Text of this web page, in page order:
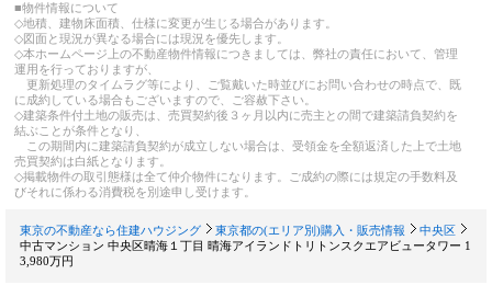
■物件情報について
◇地積、建物床面積、仕様に変更が生じる場合があります。
◇図面と現況が異なる場合には現況を優先します。
◇本ホームページ上の不動産物件情報につきましては、弊社の責任において、管理
運用を行っておりますが、
更新処理のタイムラグ等により、ご覧戴いた時並びにお問い合わせの時点で、既
に成約している場合もございますので、ご容赦下さい。
◇建築条件付土地の販売は、売買契約後３ヶ月以内に売主との間で建築請負契約を
結ぶことが条件となり、
この期間内に建築請負契約が成立しない場合は、受領金を全額返済した上で土地
売買契約は白紙となります。
◇掲載物件の取引態様は全て仲介物件になります。ご成約の際には規定の手数料及
びそれに係わる消費税を別途申し受けます。
東京の不動産なら住建ハウジング 東京都の(エリア別)購入・販売情報
中央区
中古マンション 中央区晴海１丁目 晴海アイランドトリトンスクエアビュータワー 1
3,980万円